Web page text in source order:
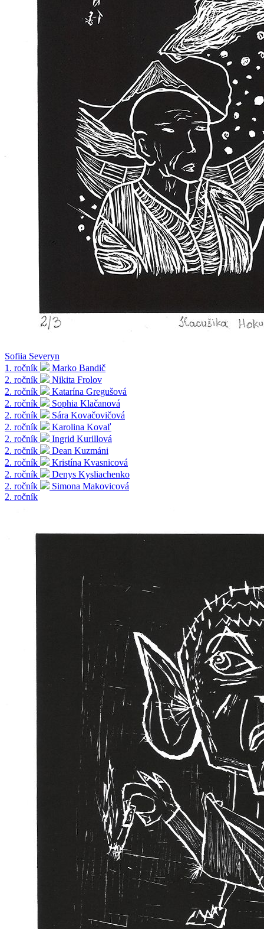
Sofiia Severyn
1. ročník
Marko Bandič
2. ročník
Nikita Frolov
2. ročník
Katarína Gregušová
2. ročník
Sophia Klačanová
2. ročník
Sára Kovačovičová
2. ročník
Karolina Kovaľ
2. ročník
Ingrid Kurillová
2. ročník
Dean Kuzmáni
2. ročník
Kristína Kvasnicová
2. ročník
Denys Kysliachenko
2. ročník
Simona Makovicová
2. ročník